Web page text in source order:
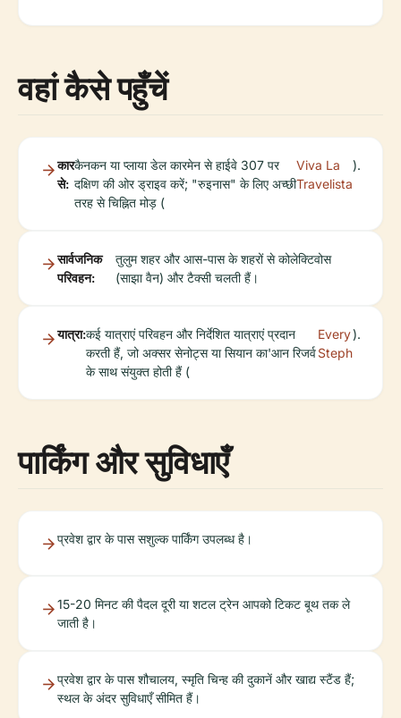
वहां कैसे पहुँचें
कार
से:
कैनकन या प्लाया डेल कारमेन से हाईवे 307 पर
दक्षिण की ओर ड्राइव करें; "रुइनास" के लिए अच्छी
तरह से चिह्नित मोड़ (
Viva La
Travelista
).
सार्वजनिक
परिवहन:
तुलुम शहर और आस-पास के शहरों से कोलेक्टिवोस
(साझा वैन) और टैक्सी चलती हैं।
यात्रा:कई यात्राएं परिवहन और निर्देशित यात्राएं प्रदान
करती हैं, जो अक्सर सेनोट्स या सियान का'आन रिजर्व
के साथ संयुक्त होती हैं (
Every
Steph
).
पार्किंग और सुविधाएँ
प्रवेश द्वार के पास सशुल्क पार्किंग उपलब्ध है।
15-20 मिनट की पैदल दूरी या शटल ट्रेन आपको टिकट बूथ तक ले
जाती है।
प्रवेश द्वार के पास शौचालय, स्मृति चिन्ह की दुकानें और खाद्य स्टैंड हैं;
स्थल के अंदर सुविधाएँ सीमित हैं।